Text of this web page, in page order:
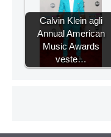
Calvin Klein agli
Annual American
Music Awards
veste…